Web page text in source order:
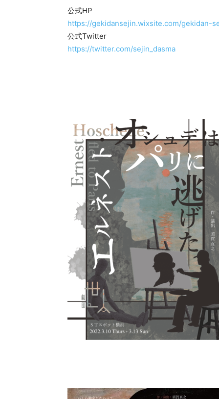
公式HP
https://gekidansejin.wixsite.com/gekidan-
公式Twitter
https://twitter.com/sejin_dasma